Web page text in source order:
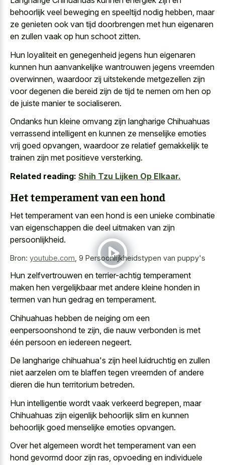
behoorlijk veel beweging en speeltijd nodig hebben, maar
ze genieten ook van tijd doorbrengen met hun eigenaren
en zullen vaak op hun schoot zitten.
Hun loyaliteit en genegenheid jegens hun eigenaren
kunnen hun aanvankelijke wantrouwen jegens vreemden
overwinnen, waardoor zij uitstekende metgezellen zijn
voor degenen die bereid zijn de tijd te nemen om hen op
de juiste manier te socialiseren.
Ondanks hun kleine omvang zijn langharige Chihuahuas
verrassend intelligent en kunnen ze menselijke emoties
vrij goed opvangen, waardoor ze relatief gemakkelijk te
trainen zijn met positieve versterking.
Related reading: Shih Tzu Lijken Op Elkaar.
Het temperament van een hond
Het temperament van een hond is een unieke combinatie
van eigenschappen die deel uitmaken van zijn
persoonlijkheid.
Bron: youtube.com 9 Persoonlijkheidstypen van puppy's
Hun zelfvertrouwen en terrier-achtig temperament
maken hen vergelijkbaar met andere kleine honden in
termen van hun gedrag en temperament.
Chihuahuas hebben de neiging om een
eenpersoonshond te zijn, die nauw verbonden is met
één persoon en iedereen negeert.
De langharige chihuahua's zijn heel luidruchtig en zullen
niet aarzelen om te blaffen tegen vreemden of andere
dieren die hun territorium betreden.
Hun intelligentie wordt vaak verkeerd begrepen, maar
Chihuahuas zijn eigenlijk behoorlijk slim en kunnen
behoorlijk goed menselijke emoties opvangen.
Over het algemeen wordt het temperament van een
hond gevormd door zijn ras, opvoeding en individuele